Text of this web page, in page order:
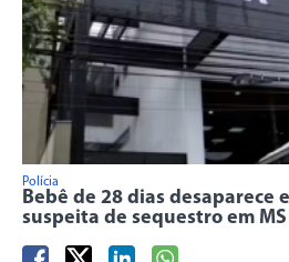
Polícia
Bebê de 28 dias desaparece
suspeita de sequestro em MS